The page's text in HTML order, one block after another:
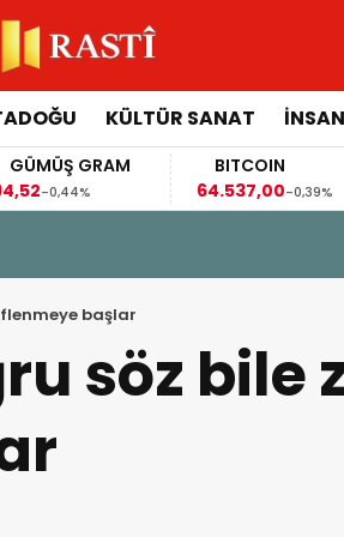
KÜLTÜR SANAT
GÜMÜŞ GRAM
-0,44%
BITCOIN
64.537,00-0,39%
başlar
söz